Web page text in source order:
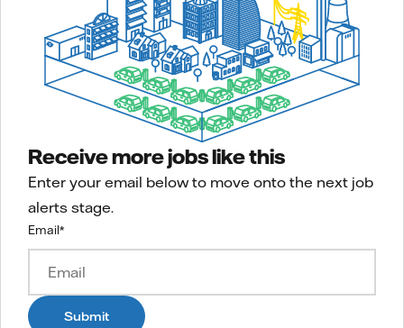
Receive more jobs like this
Enter your email below to move onto the next job
alerts stage.
Email*
Submit